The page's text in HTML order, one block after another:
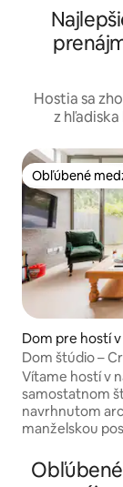
Hostia sa
z
Obľúbené
Obľúbené
Dom pre hostí v
ter London
Dom štúdio –
Vítame hostí v
samostatnom
navrhnutom architektom
manželskou
Pohovka v
posteľ pre jednu osobu